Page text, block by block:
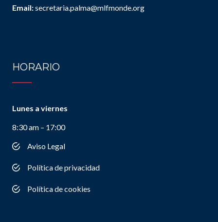
Email:secretaria.palma@mlfmonde.org
HORARIO
Lunes a viernes
8:30 am – 17:00
Aviso Legal
Política de privacidad
Política de cookies